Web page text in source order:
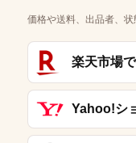
価格や送料、出品者、状
楽天市場
Yahoo!シ